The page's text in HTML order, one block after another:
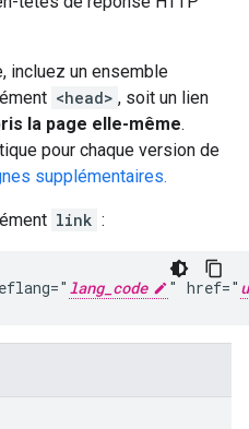
incluez un ensemble
<head> , soit un lien
la page elle-même.
pour chaque version de
supplémentaires.
link :
lang_code " href="